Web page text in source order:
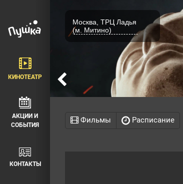
КИНОТЕАТР
АКЦИИ И
СОБЫТИЯ
КОНТАКТЫ
Москва, ТРЦ Ладья
(м. Митино)
Фильмы Расписание